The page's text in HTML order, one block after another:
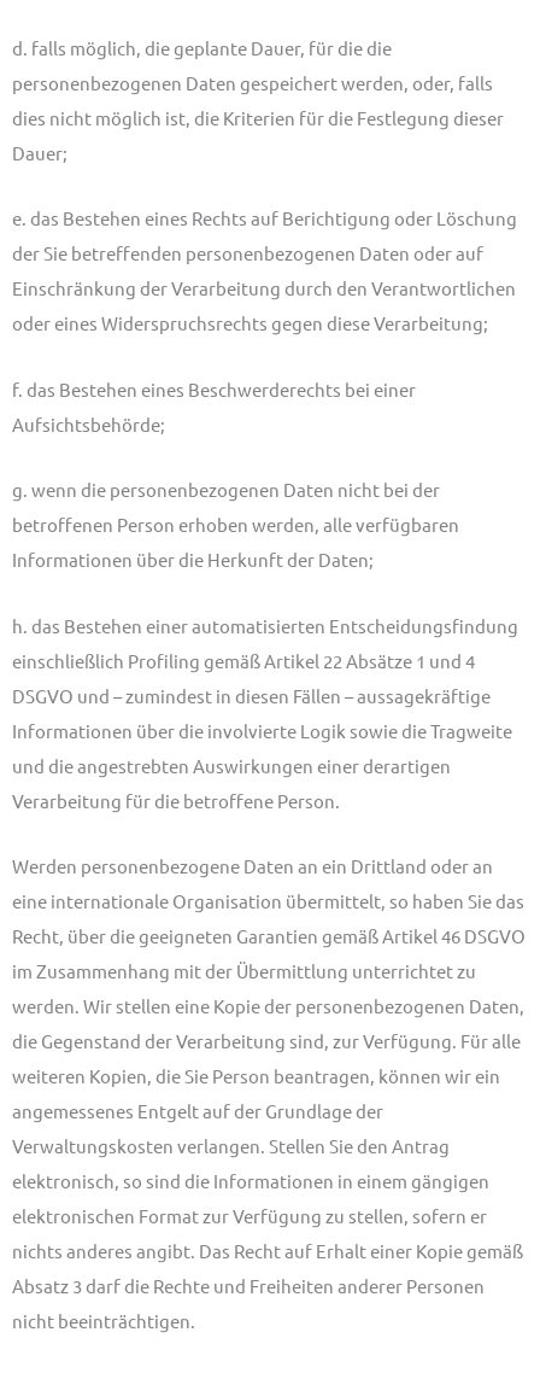
d. falls möglich, die geplante Dauer, für die die
personenbezogenen Daten gespeichert werden, oder, falls
dies nicht möglich ist, die Kriterien für die Festlegung dieser
Dauer;
e. das Bestehen eines Rechts auf Berichtigung oder Löschung
der Sie betreffenden personenbezogenen Daten oder auf
Einschränkung der Verarbeitung durch den Verantwortlichen
oder eines Widerspruchsrechts gegen diese Verarbeitung;
f. das Bestehen eines Beschwerderechts bei einer
Aufsichtsbehörde;
g. wenn die personenbezogenen Daten nicht bei der
betroffenen Person erhoben werden, alle verfügbaren
Informationen über die Herkunft der Daten;
h. das Bestehen einer automatisierten Entscheidungsfindung
einschließlich Profiling gemäß Artikel 22 Absätze 1 und 4
DSGVO und – zumindest in diesen Fällen – aussagekräftige
Informationen über die involvierte Logik sowie die Tragweite
und die angestrebten Auswirkungen einer derartigen
Verarbeitung für die betroffene Person.
Werden personenbezogene Daten an ein Drittland oder an
eine internationale Organisation übermittelt, so haben Sie das
Recht, über die geeigneten Garantien gemäß Artikel 46 DSGVO
im Zusammenhang mit der Übermittlung unterrichtet zu
werden. Wir stellen eine Kopie der personenbezogenen Daten,
die Gegenstand der Verarbeitung sind, zur Verfügung. Für alle
weiteren Kopien, die Sie Person beantragen, können wir ein
angemessenes Entgelt auf der Grundlage der
Verwaltungskosten verlangen. Stellen Sie den Antrag
elektronisch, so sind die Informationen in einem gängigen
elektronischen Format zur Verfügung zu stellen, sofern er
nichts anderes angibt. Das Recht auf Erhalt einer Kopie gemäß
Absatz 3 darf die Rechte und Freiheiten anderer Personen
nicht beeinträchtigen.